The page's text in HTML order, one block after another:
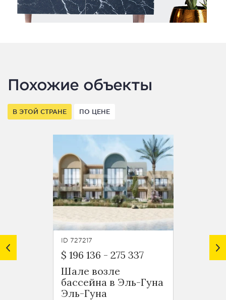
Похожие объекты
В ЭТОЙ СТРАНЕ ПО ЦЕНЕ
ID 727217
$ 196 136 - 275 337
Шале возле
бассейна в Эль-Гуна
Эль-Гуна
$